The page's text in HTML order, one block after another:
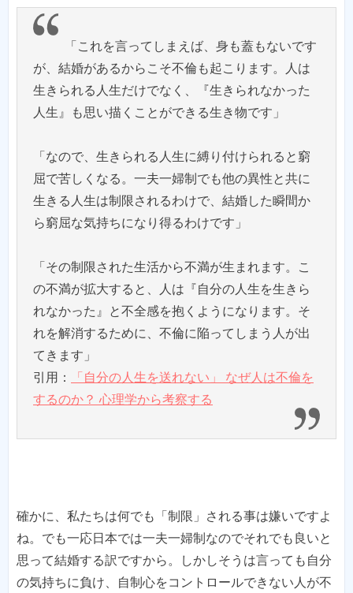
「これを言ってしまえば、身も蓋もないです
が、結婚があるからこそ不倫も起こります。人は
生きられる人生だけでなく、『生きられなかった
人生』も思い描くことができる生き物です」
「なので、生きられる人生に縛り付けられると窮
屈で苦しくなる。一夫一婦制でも他の異性と共に
生きる人生は制限されるわけで、結婚した瞬間か
ら窮屈な気持ちになり得るわけです」
「その制限された生活から不満が生まれます。こ
の不満が拡大すると、人は『自分の人生を生きら
れなかった』と不全感を抱くようになります。そ
れを解消するために、不倫に陥ってしまう人が出
てきます」
引用：
「自分の人生を送れない」 なぜ人は不倫を
するのか？ 心理学から考察する
確かに、私たちは何でも「制限」される事は嫌いですよ
ね。でも一応日本では一夫一婦制なのでそれでも良いと
思って結婚する訳ですから。しかしそうは言っても自分
の気持ちに負け、自制心をコントロールできない人が不